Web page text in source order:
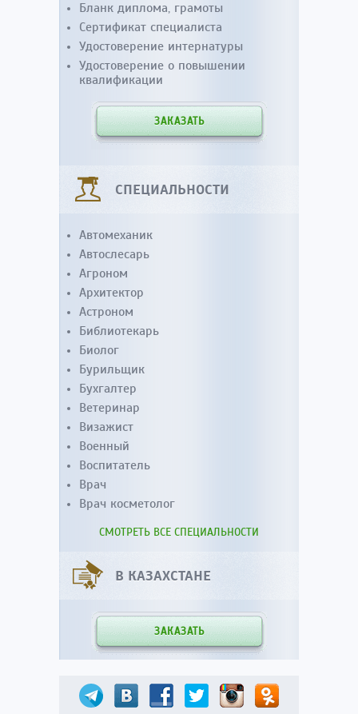
Бланк диплома, грамоты
Сертификат специалиста
Удостоверение интернатуры
Удостоверение о повышении
квалификации
ЗАКАЗАТЬ
СПЕЦИАЛЬНОСТИ
Автомеханик
Автослесарь
Агроном
Архитектор
Астроном
Библиотекарь
Биолог
Бурильщик
Бухгалтер
Ветеринар
Визажист
Военный
Воспитатель
Врач
Врач косметолог
СМОТРЕТЬ ВСЕ СПЕЦИАЛЬНОСТИ
В КАЗАХСТАНЕ
ЗАКАЗАТЬ